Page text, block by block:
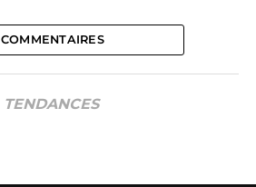
COMMENTAIRES
TENDANCES